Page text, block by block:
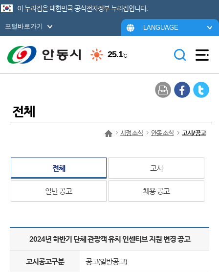
이 누리집은 대한민국 공식전자정부 누리집입니다.
포털바로가기 LANGUAGE
25.1℃
전체
시정 소식 안동 소식 고시/공고
전체 고시
일반 공고 채용 공고
2024년 하반기 단체 관광객 유치 인센티브 지원 변경 공고
고시공고구분 공고(일반공고)